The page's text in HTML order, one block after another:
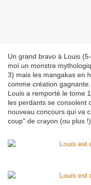
Un grand bravo à Louis
moi un monstre
3) mais les mangakas en
comme création gagnante.
Louis a remporté le tome
les perdants se consolent
nouveau concours qui va
coup" de crayon (ou plus !) .